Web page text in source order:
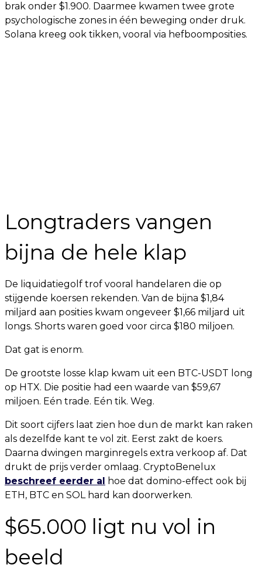
brak onder $1.900. Daarmee kwamen twee grote
psychologische zones in één beweging onder druk.
Solana kreeg ook tikken, vooral via hefboomposities.
Longtraders vangen
bijna de hele klap
De liquidatiegolf trof vooral handelaren die op
stijgende koersen rekenden. Van de bijna $1,84
miljard aan posities kwam ongeveer $1,66 miljard uit
longs. Shorts waren goed voor circa $180 miljoen.
Dat gat is enorm.
De grootste losse klap kwam uit een BTC-USDT long
op HTX. Die positie had een waarde van $59,67
miljoen. Eén trade. Eén tik. Weg.
Dit soort cijfers laat zien hoe dun de markt kan raken
als dezelfde kant te vol zit. Eerst zakt de koers.
Daarna dwingen marginregels extra verkoop af. Dat
drukt de prijs verder omlaag. CryptoBenelux
beschreef eerder al hoe dat domino-effect ook bij
ETH, BTC en SOL hard kan doorwerken.
$65.000 ligt nu vol in
beeld